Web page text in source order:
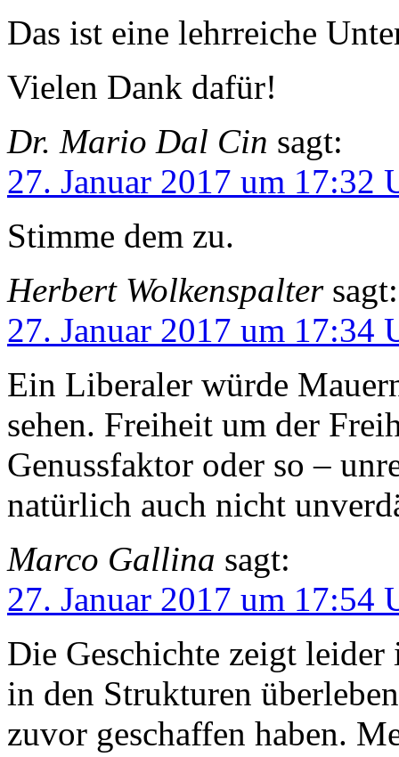
Das ist eine lehrreiche
Vielen Dank dafür!
Dr. Mario Dal Cin sagt:
27. Januar 2017 um 17:32
Stimme dem zu.
Herbert Wolkenspalter sagt:
27. Januar 2017 um 17:34
Ein Liberaler würde
sehen. Freiheit um der
Genussfaktor oder so –
natürlich auch nicht
Marco Gallina sagt:
27. Januar 2017 um 17:54
Die Geschichte zeigt
in den Strukturen
zuvor geschaffen haben.